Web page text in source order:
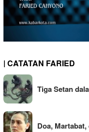
| CATATAN FARIED
Tiga Setan
Doa,